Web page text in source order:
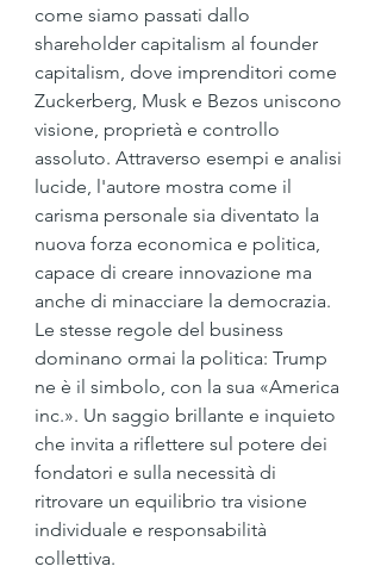
come siamo passati dallo
shareholder capitalism al founder
capitalism, dove imprenditori come
Zuckerberg, Musk e Bezos uniscono
visione, proprietà e controllo
assoluto. Attraverso esempi e analisi
lucide, l'autore mostra come il
carisma personale sia diventato la
nuova forza economica e politica,
capace di creare innovazione ma
anche di minacciare la democrazia.
Le stesse regole del business
dominano ormai la politica: Trump
ne è il simbolo, con la sua «America
inc.». Un saggio brillante e inquieto
che invita a riflettere sul potere dei
fondatori e sulla necessità di
ritrovare un equilibrio tra visione
individuale e responsabilità
collettiva.